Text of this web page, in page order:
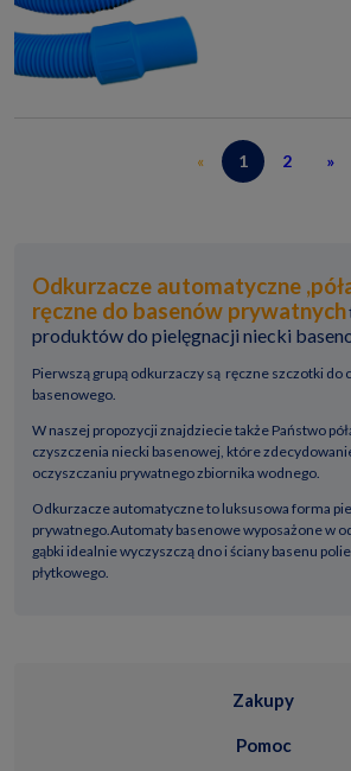
« 1 2 »
Odkurzacze automatyczne
ręczne do basenów prywatnych
produktów do pielęgnacji niecki
Pierwszą grupą odkurzaczy są ręczne szczotki do
basenowego.
W naszej propozycji znajdziecie także Państwo
czyszczenia niecki basenowej, które
oczyszczaniu prywatnego zbiornika wodnego.
Odkurzacze automatyczne to luksusowa forma
prywatnego.Automaty basenowe wyposażone w
gąbki idealnie wyczyszczą dno i ściany basenu
płytkowego.
Zakupy
Pomoc